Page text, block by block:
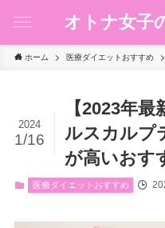
オトナ女子
ホーム 医療ダイエットおすすめ
【2023年
ルスカルプ
が高いおす
2024
1/16
医療ダイエットおすすめ